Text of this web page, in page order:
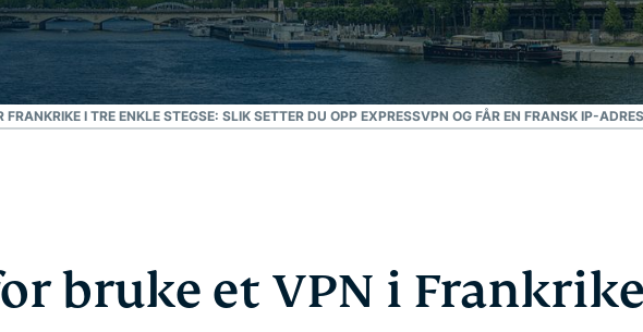
I TRE ENKLE STEGSE: SLIK SETTER DU OPP EXPRESSVPN OG FÅR EN FRANSK IP-
bruke et VPN i